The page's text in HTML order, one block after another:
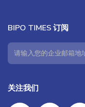
BIPO TIMES 订阅
关注我们